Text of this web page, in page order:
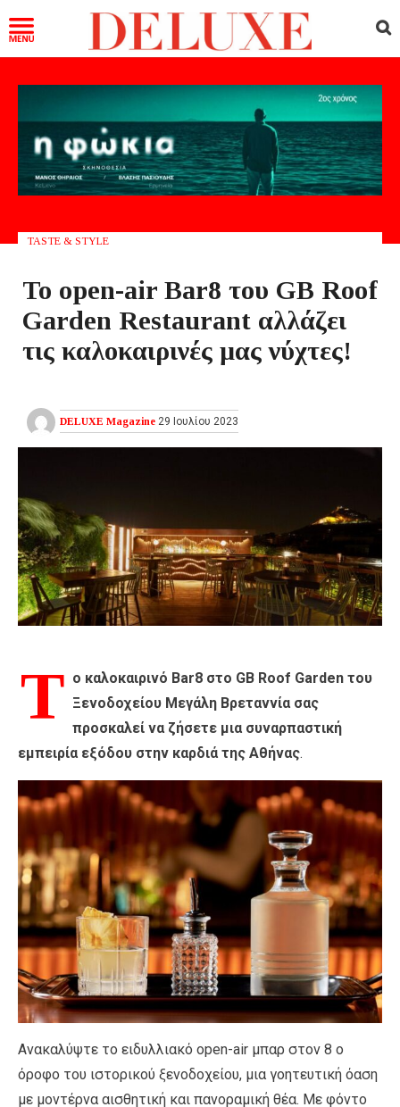
TASTE & STYLE
Το open-air Bar8 του GB Roof
Garden Restaurant αλλάζει
τις καλοκαιρινές μας νύχτες!
DELUXE Magazine 29 Ιουλίου 2023
Τ ο καλοκαιρινό Bar8 στο GB Roof Garden του
Ξενοδοχείου Μεγάλη Βρεταννία σας
προσκαλεί να ζήσετε μια συναρπαστική
εμπειρία εξόδου στην καρδιά της Αθήνας.
Ανακαλύψτε το ειδυλλιακό open-air μπαρ στον 8 ο
όροφο του ιστορικού ξενοδοχείου, μια γοητευτική όαση
με μοντέρνα αισθητική και πανοραμική θέα. Με φόντο